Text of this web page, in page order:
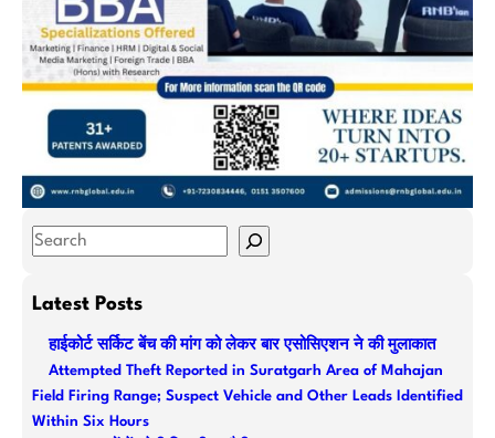
S
aLatest Posts
हाईकोर्ट सर्किट बेंच की मांग को लेकर बार एसोसिएशन ने की मुलाकात
Attempted Theft Reported in Suratgarh Area of Mahajan
Field Firing Range; Suspect Vehicle and Other Leads Identified
Within Six Hours